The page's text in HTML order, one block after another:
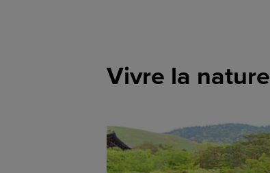
Vivre la nature